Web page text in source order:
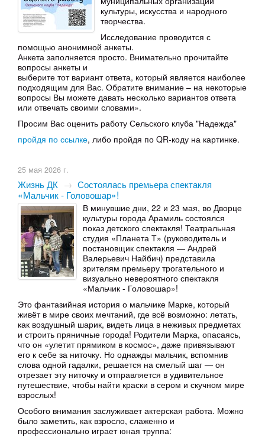
культуры, искусства и народного
творчества.
Исследование проводится с
помощью анонимной анкеты.
Анкета заполняется просто. Внимательно прочитайте
вопросы анкеты и
выберите тот вариант ответа, который является наиболее
подходящим для Вас. Обратите внимание – на некоторые
вопросы Вы можете давать несколько вариантов ответа
или отвечать своими словами».
Просим Вас оценить работу Сельского клуба "Надежда"
пройдя по ссылке, либо пройдя по QR-коду на картинке.
25 мая 2026 г.
Жизнь ДК → Состоялась премьера спектакля
«Мальчик - Головошар»!
В минувшие дни, 22 и 23 мая, во Дворце
культуры города Арамиль состоялся
показ детского спектакля! Театральная
студия «Планета Т» (руководитель и
постановщик спектакля — Андрей
Валерьевич Найбич) представила
зрителям премьеру трогательного и
визуально невероятного спектакля
«Мальчик - Головошар»!
Это фантазийная история о мальчике Марке, который
живёт в мире своих мечтаний, где всё возможно: летать,
как воздушный шарик, видеть лица в неживых предметах
и строить пряничные города! Родители Марка, опасаясь,
что он «улетит прямиком в космос», даже привязывают
его к себе за ниточку. Но однажды мальчик, вспомнив
слова одной гадалки, решается на смелый шаг — он
отрезает эту ниточку и отправляется в удивительное
путешествие, чтобы найти краски в сером и скучном мире
взрослых!
Особого внимания заслуживает актерская работа. Можно
было заметить, как взросло, слаженно и
профессионально играет юная труппа: